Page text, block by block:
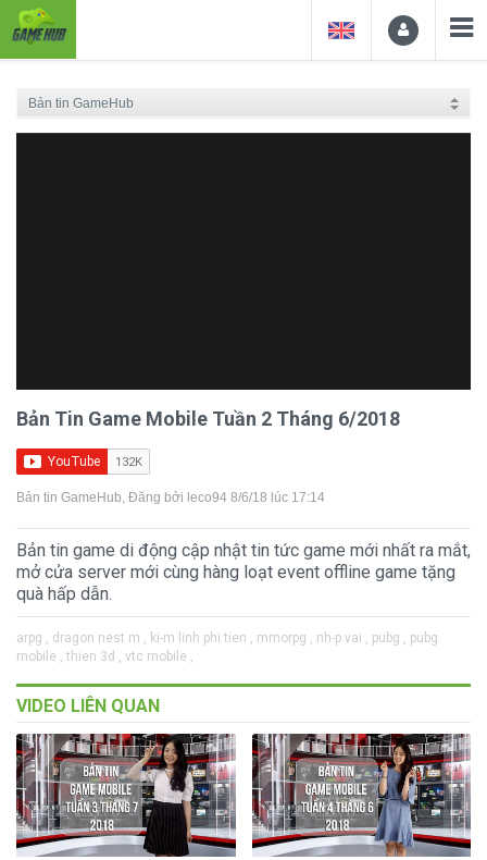
Bản Tin Game Mobile Tuần 2 Tháng 6/2018
Bản tin GameHub, Đăng bởi leco94 8/6/18 lúc 17:14
Bản tin game di động cập nhật tin tức game mới nhất ra mắt,
mở cửa server mới cùng hàng loạt event offline game tặng
quà hấp dẫn.
arpg , dragon nest m , ki-m linh phi tien , mmorpg , nh-p vai , pubg , pubg
mobile , thien 3d , vtc mobile ,
VIDEO LIÊN QUAN